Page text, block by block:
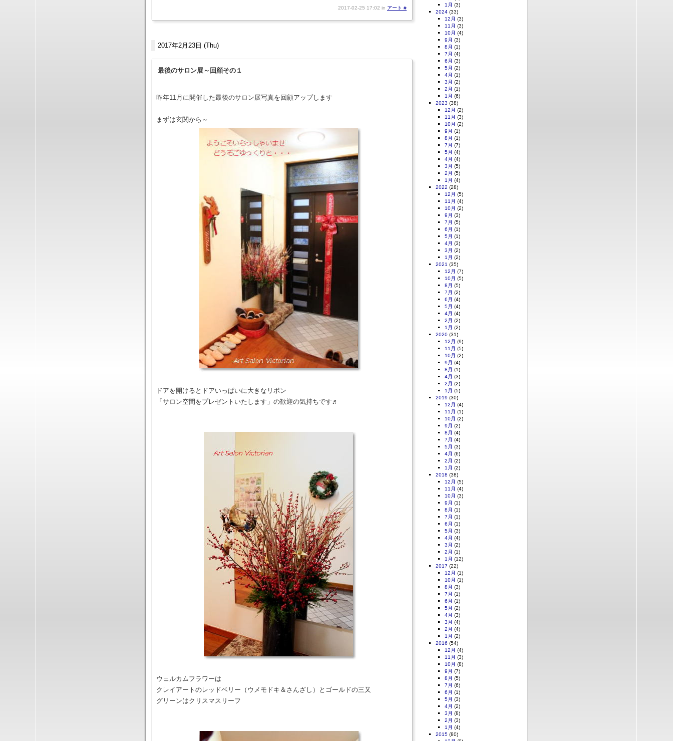
2017-02-25 17:02 in アート #
2017年2月23日 (Thu)
最後のサロン展～回顧その１
昨年11月に開催した最後のサロン展写真を回顧アップします
まずは玄関から～
ドアを開けるとドアいっぱいに大きなリボン
「サロン空間をプレゼントいたします」の歓迎の気持ちです♬
ウェルカムフラワーは
クレイアートのレッドベリー（ウメモドキ＆さんざし）とゴールドの三又
グリーンはクリスマスリーフ
1月 (3)
2024 (33)
12月 (3)
11月 (3)
10月 (4)
9月 (3)
8月 (1)
7月 (4)
6月 (3)
5月 (2)
4月 (1)
3月 (2)
2月 (1)
1月 (6)
2023 (38)
12月 (2)
11月 (3)
10月 (2)
9月 (1)
8月 (1)
7月 (7)
5月 (4)
4月 (4)
3月 (5)
2月 (5)
1月 (4)
2022 (28)
12月 (5)
11月 (4)
10月 (2)
9月 (3)
7月 (5)
6月 (1)
5月 (1)
4月 (3)
3月 (2)
1月 (2)
2021 (35)
12月 (7)
10月 (5)
8月 (5)
7月 (2)
6月 (4)
5月 (4)
4月 (4)
2月 (2)
1月 (2)
2020 (31)
12月 (9)
11月 (5)
10月 (2)
9月 (4)
8月 (1)
4月 (3)
2月 (2)
1月 (5)
2019 (30)
12月 (4)
11月 (1)
10月 (2)
9月 (2)
8月 (4)
7月 (4)
5月 (3)
4月 (6)
2月 (2)
1月 (2)
2018 (38)
12月 (5)
11月 (4)
10月 (3)
9月 (1)
8月 (1)
7月 (1)
6月 (1)
5月 (3)
4月 (4)
3月 (2)
2月 (1)
1月 (12)
2017 (22)
12月 (1)
10月 (1)
8月 (3)
7月 (1)
6月 (1)
5月 (2)
4月 (3)
3月 (4)
2月 (4)
1月 (2)
2016 (54)
12月 (4)
11月 (3)
10月 (8)
9月 (7)
8月 (5)
7月 (6)
6月 (1)
5月 (3)
4月 (2)
3月 (8)
2月 (3)
1月 (4)
2015 (80)